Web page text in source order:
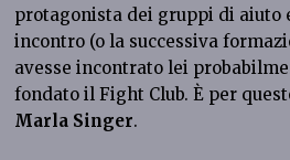
protagonista dei gruppi di aiuto
incontro (o la successiva
avesse incontrato lei
fondato il Fight Club. È per
Marla Singer.